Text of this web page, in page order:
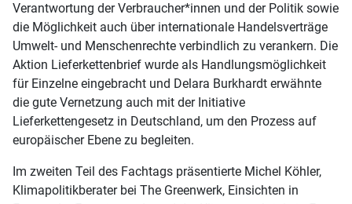
Verantwortung der Verbraucher*innen und der Politik sowie
die Möglichkeit auch über internationale Handelsverträge
Umwelt- und Menschenrechte verbindlich zu verankern. Die
Aktion Lieferkettenbrief wurde als Handlungsmöglichkeit
für Einzelne eingebracht und Delara Burkhardt erwähnte
die gute Vernetzung auch mit der Initiative
Lieferkettengesetz in Deutschland, um den Prozess auf
europäischer Ebene zu begleiten.
Im zweiten Teil des Fachtags präsentierte Michel Köhler,
Klimapolitikberater bei The Greenwerk, Einsichten in